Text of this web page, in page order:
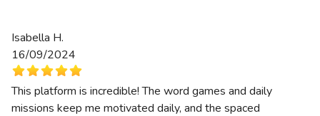
Isabella H.
16/09/2024
This platform is incredible! The word games and daily
missions keep me motivated daily, and the spaced